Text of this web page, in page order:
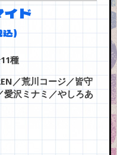
イド
）
種
／荒川コージ／皆守
愛沢ミナミ／やしろあ